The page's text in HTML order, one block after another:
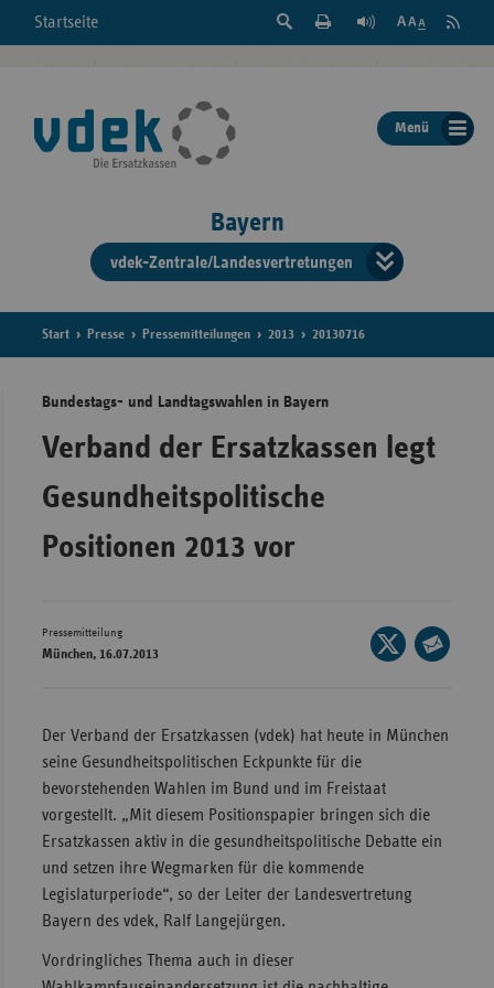
Startseite
Suche
der
Seite
Feed
Menü
Bayern
vdek-Zentrale/Landesvertretungen
der
Start Presse Pressemitteilungen 2013 20130716
Bundestags- und Landtagswahlen in Bayern
Verband der Ersatzkassen legt
Gesundheitspolitische
Positionen 2013 vor
Pressemitteilung
München, 16.07.2013
Seite
auf
Der Verband der Ersatzkassen (vdek) hat heute in München
seine Gesundheitspolitischen Eckpunkte für die
bevorstehenden Wahlen im Bund und im Freistaat
vorgestellt. „Mit diesem Positionspapier bringen sich die
Ersatzkassen aktiv in die gesundheitspolitische Debatte ein
und setzen ihre Wegmarken für die kommende
Legislaturperiode“, so der Leiter der Landesvertretung
Bayern des vdek, Ralf Langejürgen.
Vordringliches Thema auch in dieser